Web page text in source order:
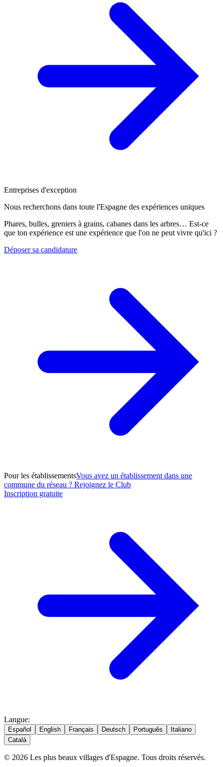
Entreprises d'exception
Nous recherchons dans toute l'Espagne des expériences uniques
Phares, bulles, greniers à grains, cabanes dans les arbres… Est-ce
que ton expérience est une expérience que l'on ne peut vivre qu'ici ?
Déposer sa candidature
Pour les établissementsVous avez un établissement dans une
commune du réseau ? Rejoignez le Club
Inscription gratuite
Langue:
Español English Français Deutsch Português
Italiano
Català
© 2026 Les plus beaux villages d'Espagne. Tous droits réservés.